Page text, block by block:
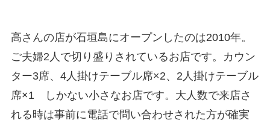
高さんの店が石垣島にオープンしたのは2010年。
ご夫婦2人で切り盛りされているお店です。カウン
ター3席、4人掛けテーブル席×2、2人掛けテーブル
席×1 しかない小さなお店です。大人数で来店さ
れる時は事前に電話で問い合わせされた方が確実